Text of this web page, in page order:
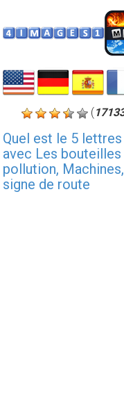
(
Quel est le 5
avec Les
pollution,
signe de route